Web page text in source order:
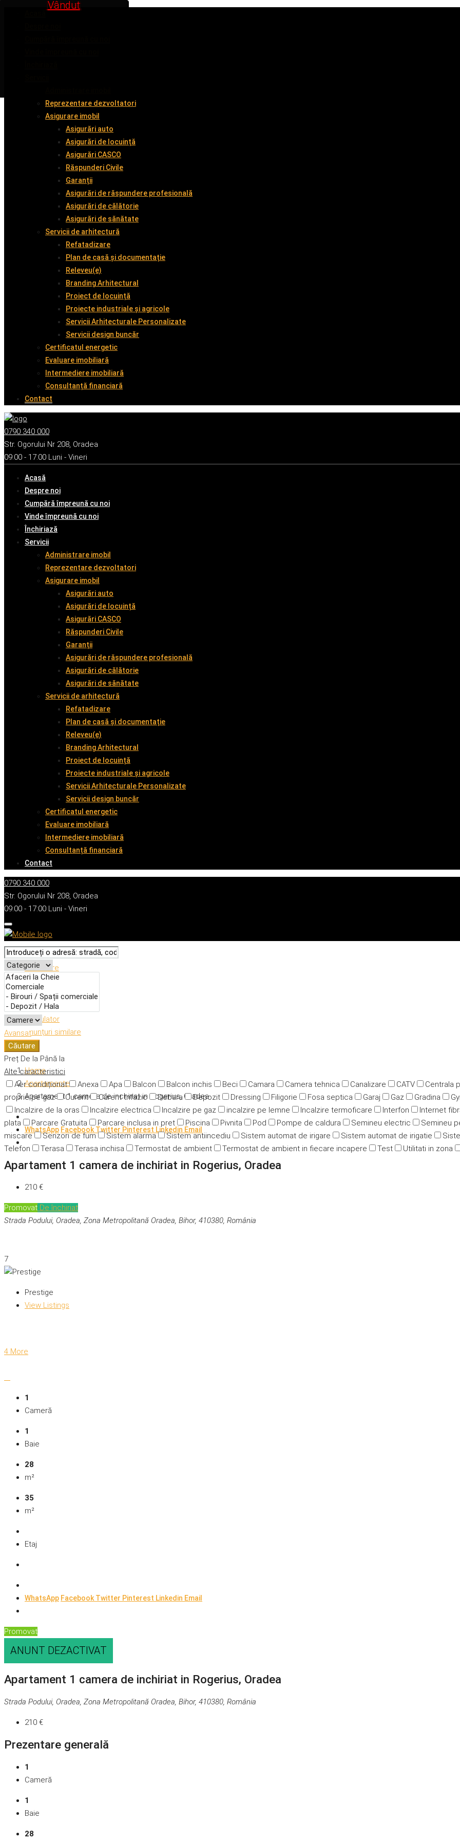
Reprezentare dezvoltatori
Asigurare imobil
Asigurări auto
Asigurări de locuință
Asigurări CASCO
Răspunderi Civile
Garanții
Asigurări de răspundere profesională
Asigurări de călătorie
Asigurări de sănătate
Servicii de arhitectură
Refatadizare
Plan de casă și documentație
Releveu(e)
Branding Arhitectural
Proiect de locuință
Proiecte industriale și agricole
Servicii Arhitecturale Personalizate
Servicii design buncăr
Certificatul energetic
Evaluare imobiliară
Intermediere imobiliară
Consultanță financiară
Contact
0790 340 000
Str. Ogorului Nr 208, Oradea
09:00 - 17:00 Luni - Vineri
Acasă
Despre noi
Cumpără împreună cu noi
Vinde împreună cu noi
Închiriază
Servicii
Administrare imobil
Reprezentare dezvoltatori
Asigurare imobil
Asigurări auto
Asigurări de locuință
Asigurări CASCO
Răspunderi Civile
Garanții
Asigurări de răspundere profesională
Asigurări de călătorie
Asigurări de sănătate
Servicii de arhitectură
Refatadizare
Plan de casă și documentație
Releveu(e)
Branding Arhitectural
Proiect de locuință
Proiecte industriale și agricole
Servicii Arhitecturale Personalizate
Servicii design buncăr
Certificatul energetic
Evaluare imobiliară
Intermediere imobiliară
Consultanță financiară
Contact
0790 340 000
Str. Ogorului Nr 208, Oradea
09:00 - 17:00 Luni - Vineri
Avansat
Căutare
Preț De la Până la
Alte caracteristici
Aer condiționat
Anexa Apa Balcon Balcon inchis Beci Camara Camera tehnica Canalizare CATV Centrala
proprie pe gaz
Curent Curent trifazic Debara Depozit Dressing Filigorie Fosa septica Garaj Gaz Gradina
Incalzire de la oras
Incalzire electrica Incalzire pe gaz incalzire pe lemne Incalzire termoficare Interfon Internet
plata
Parcare Gratuita Parcare inclusa in pret Piscina Pivnita Pod Pompe de caldura Semineu electric Semineu
miscare
Senzori de fum Sistem alarma Sistem antiincediu Sistem automat de irigare Sistem automat de irigatie
Telefon
Terasa Terasa inchisa Termostat de ambient Termostat de ambient in fiecare incapere Test Utilitati in zona
Descriere
Caracteristici
Adresă
Detalii
Calculator
Anunțuri similare
Home
Apartamente
Apartament 1 camera de inchiriat in Rogerius, Oradea
WhatsApp Facebook Twitter Pinterest Linkedin Email
Apartament 1 camera de inchiriat in Rogerius, Oradea
210 €
Promovat De închiriat
Inchiriat
Strada Podului, Oradea, Zona Metropolitană Oradea, Bihor, 410380, România
7
Prestige
View Listings
4 More
1
Cameră
1
Baie
28
m²
35
m²
Etaj
WhatsApp FacebookTwitter Pinterest Linkedin Email
Promovat
ANUNT DEZACTIVAT
Apartament 1 camera de inchiriat in Rogerius, Oradea
Strada Podului, Oradea, Zona Metropolitană Oradea, Bihor, 410380, România
210 €
Prezentare generală
1
Cameră
1
Baie
28
Inchiriat
Inchiriat
Vândut
Vândut